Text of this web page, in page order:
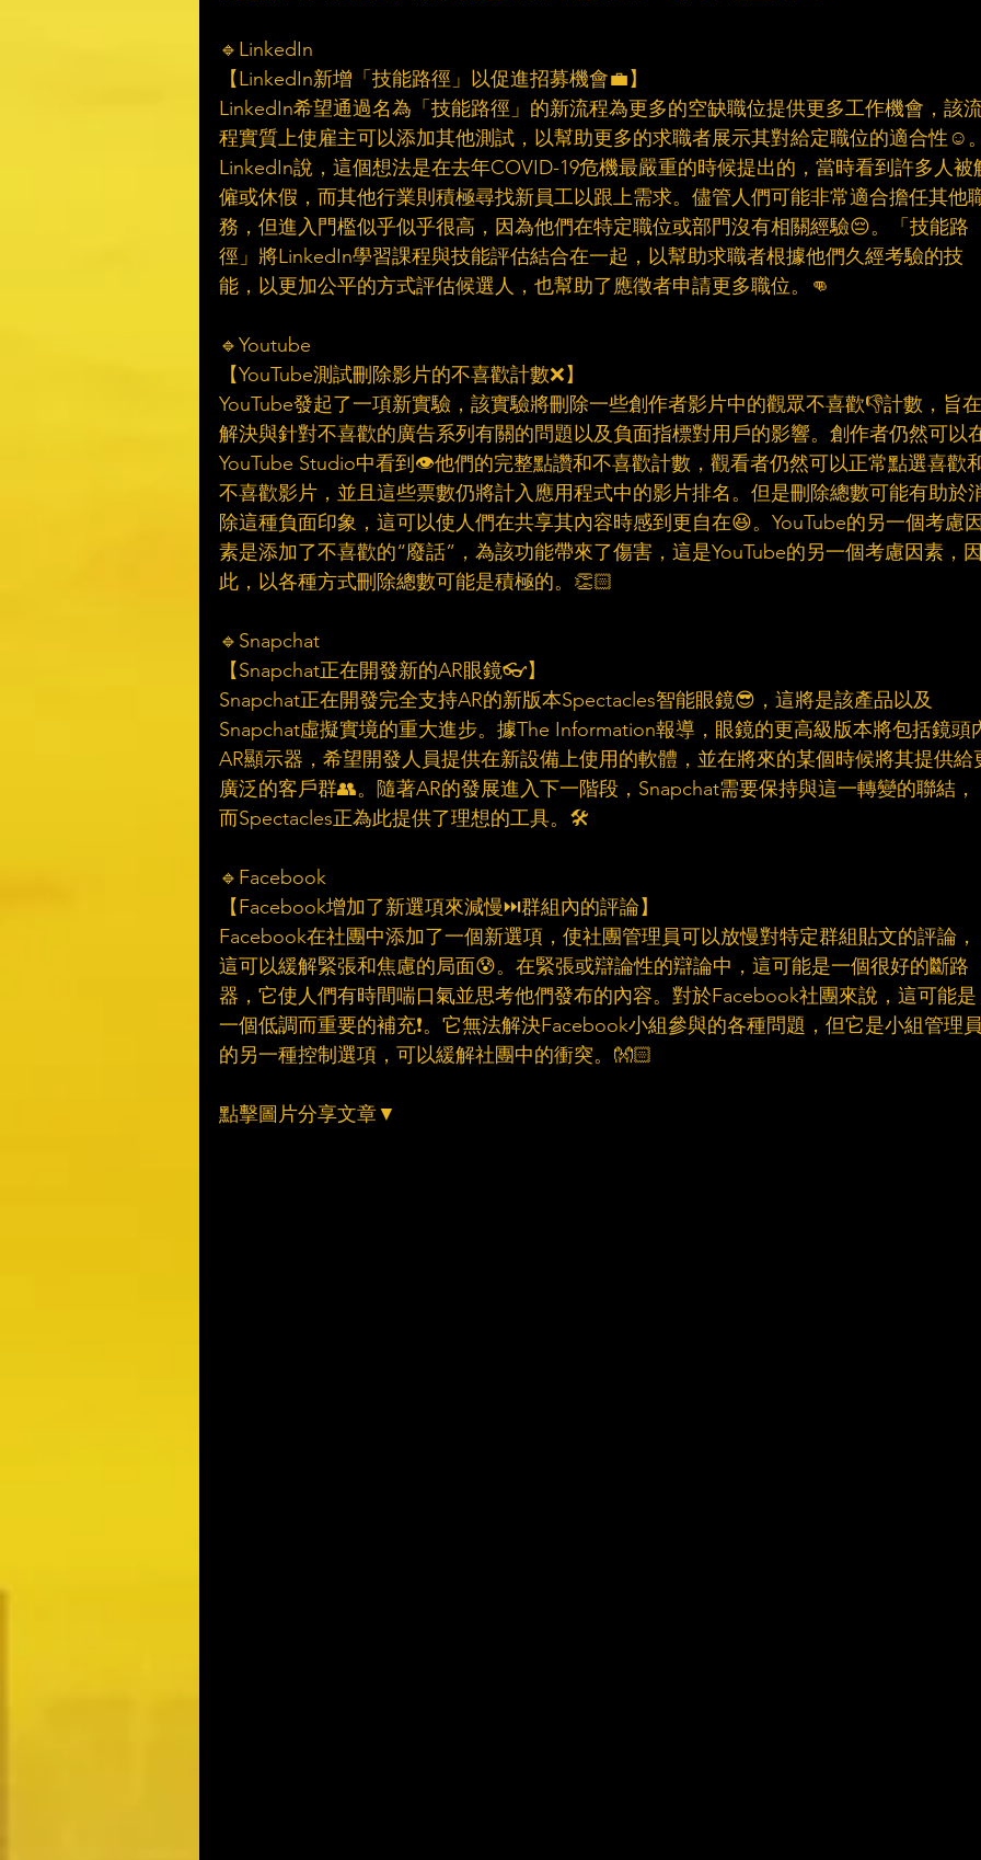
🔹LinkedIn
【LinkedIn新增「技能路徑」以促進招募機會💼】
LinkedIn希望通過名為「技能路徑」的新流程為更多的空缺職位提供更多工作機會，該
程實質上使雇主可以添加其他測試，以幫助更多的求職者展示其對給定職位的適合性☺️
LinkedIn說，這個想法是在去年COVID-19危機最嚴重的時候提出的，當時看到許多人被
僱或休假，而其他行業則積極尋找新員工以跟上需求。儘管人們可能非常適合擔任其他
務，但進入門檻似乎似乎很高，因為他們在特定職位或部門沒有相關經驗😔。「技能路
徑」將LinkedIn學習課程與技能評估結合在一起，以幫助求職者根據他們久經考驗的技
能，以更加公平的方式評估候選人，也幫助了應徵者申請更多職位。👊
🔹Youtube
【YouTube測試刪除影片的不喜歡計數❌】
YouTube發起了一項新實驗，該實驗將刪除一些創作者影片中的觀眾不喜歡👎計數，旨在
解決與針對不喜歡的廣告系列有關的問題以及負面指標對用戶的影響。創作者仍然可以
YouTube Studio中看到👁他們的完整點讚和不喜歡計數，觀看者仍然可以正常點選喜歡
不喜歡影片，並且這些票數仍將計入應用程式中的影片排名。但是刪除總數可能有助於
除這種負面印象，這可以使人們在共享其內容時感到更自在😆。YouTube的另一個考慮
素是添加了不喜歡的“廢話”，為該功能帶來了傷害，這是YouTube的另一個考慮因素，
此，以各種方式刪除總數可能是積極的。👏🏻
🔹Snapchat
【Snapchat正在開發新的AR眼鏡👓】
Snapchat正在開發完全支持AR的新版本Spectacles智能眼鏡😎，這將是該產品以及
Snapchat虛擬實境的重大進步。據The Information報導，眼鏡的更高級版本將包括鏡頭
AR顯示器，希望開發人員提供在新設備上使用的軟體，並在將來的某個時候將其提供給
廣泛的客戶群👥。隨著AR的發展進入下一階段，Snapchat需要保持與這一轉變的聯結，
而Spectacles正為此提供了理想的工具。🛠
🔹Facebook
【Facebook增加了新選項來減慢⏭群組內的評論】
Facebook在社團中添加了一個新選項，使社團管理員可以放慢對特定群組貼文的評論，
這可以緩解緊張和焦慮的局面😰。在緊張或辯論性的辯論中，這可能是一個很好的斷路
器，它使人們有時間喘口氣並思考他們發布的內容。對於Facebook社團來說，這可能是
一個低調而重要的補充❗️。它無法解決Facebook小組參與的各種問題，但它是小組管理
的另一種控制選項，可以緩解社團中的衝突。👐🏻
點擊圖片分享文章▼